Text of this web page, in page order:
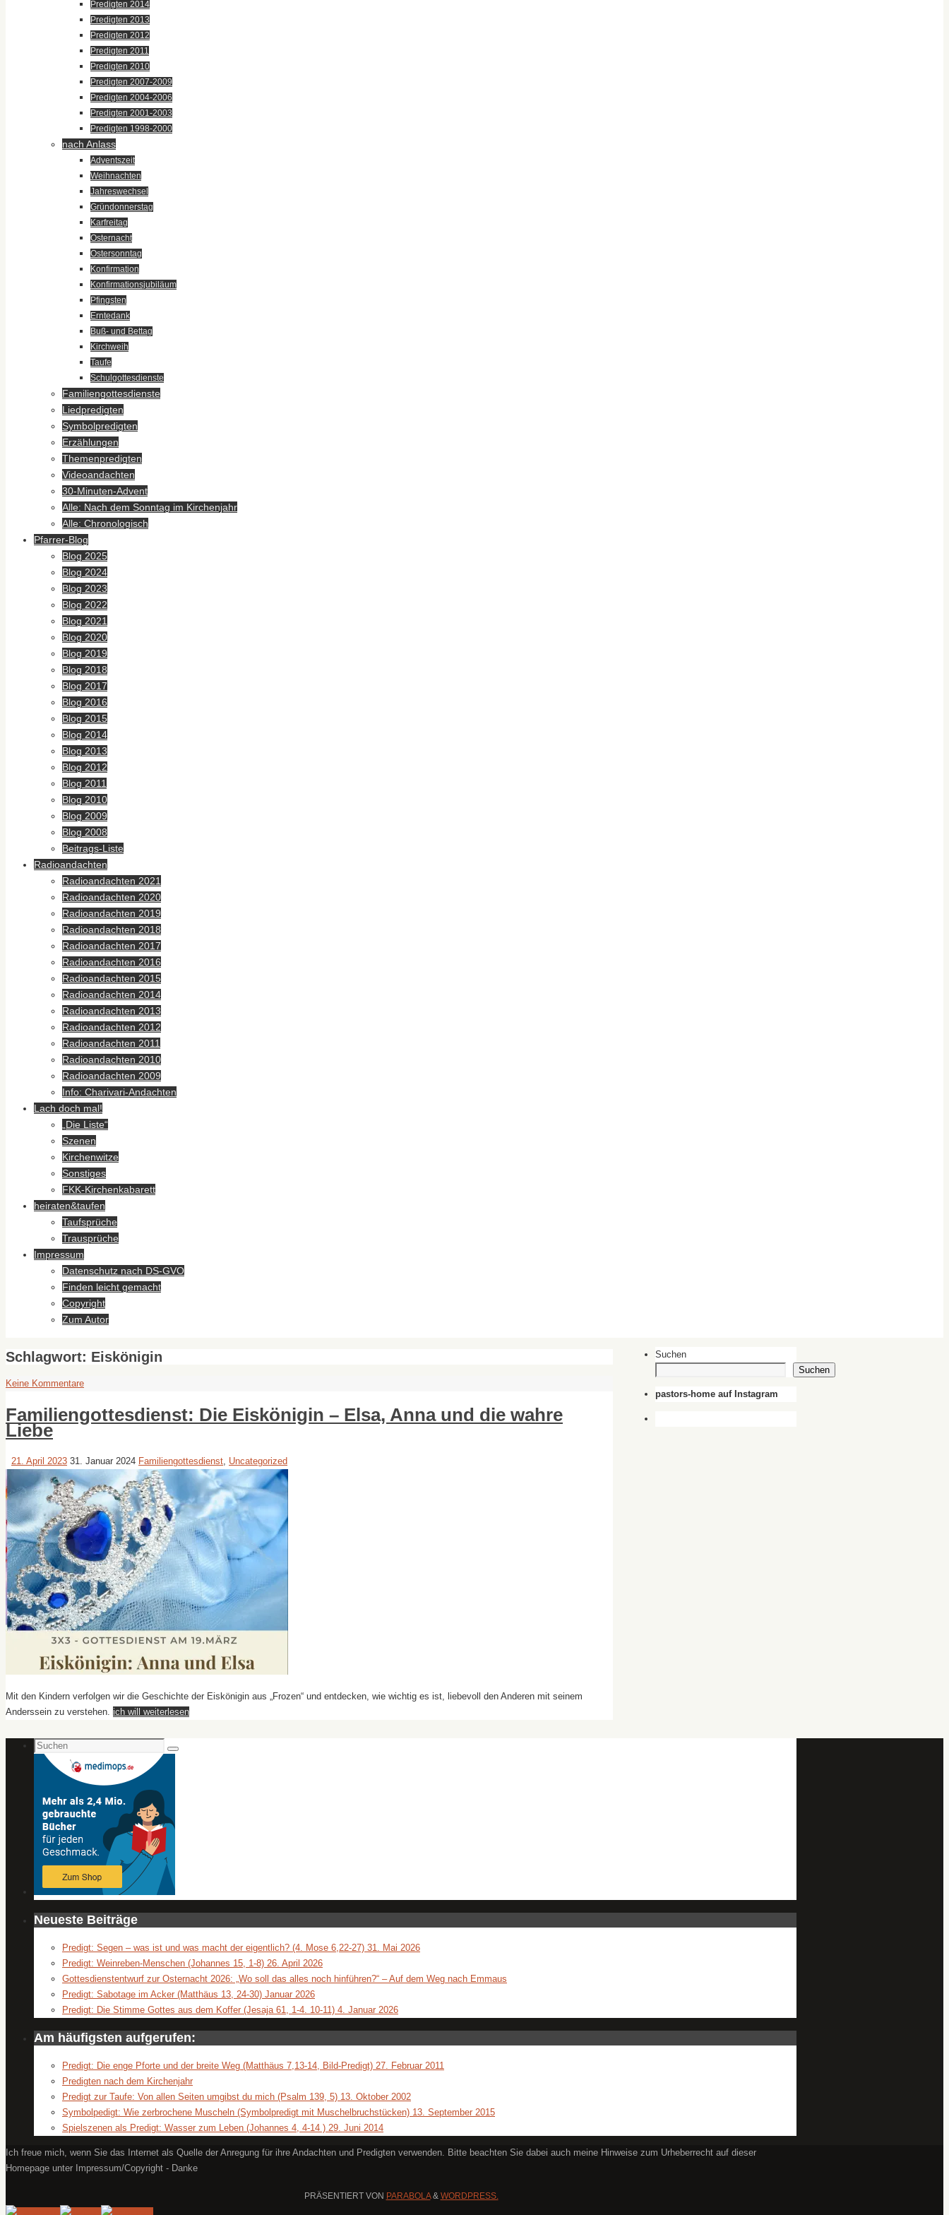
Predigten 2014
Predigten 2013
Predigten 2012
Predigten 2011
Predigten 2010
Predigten 2007-2009
Predigten 2004-2006
Predigten 2001-2003
Predigten 1998-2000
nach Anlass
Adventszeit
Weihnachten
Jahreswechsel
Gründonnerstag
Karfreitag
Osternacht
Ostersonntag
Konfirmation
Konfirmationsjubiläum
Pfingsten
Erntedank
Buß- und Bettag
Kirchweih
Taufe
Schulgottesdienste
Familiengottesdienste
Liedpredigten
Symbolpredigten
Erzählungen
Themenpredigten
Videoandachten
30-Minuten-Advent
Alle: Nach dem Sonntag im Kirchenjahr
Alle: Chronologisch
Pfarrer-Blog
Blog 2025
Blog 2024
Blog 2023
Blog 2022
Blog 2021
Blog 2020
Blog 2019
Blog 2018
Blog 2017
Blog 2016
Blog 2015
Blog 2014
Blog 2013
Blog 2012
Blog 2011
Blog 2010
Blog 2009
Blog 2008
Beitrags-Liste
Radioandachten
Radioandachten 2021
Radioandachten 2020
Radioandachten 2019
Radioandachten 2018
Radioandachten 2017
Radioandachten 2016
Radioandachten 2015
Radioandachten 2014
Radioandachten 2013
Radioandachten 2012
Radioandachten 2011
Radioandachten 2010
Radioandachten 2009
Info: Charivari-Andachten
Lach doch mal!
„Die Liste“
Szenen
Kirchenwitze
Sonstiges
FKK-Kirchenkabarett
heiraten&taufen
Taufsprüche
Trausprüche
Impressum
Datenschutz nach DS-GVO
Finden leicht gemacht
Copyright
Zum Autor
Schlagwort: Eiskönigin
Keine Kommentare
Familiengottesdienst: Die Eiskönigin – Elsa, Anna und die wahre
Liebe
21. April 2023 31. Januar 2024 Familiengottesdienst Uncategorized
Mit den Kindern verfolgen wir die Geschichte der Eiskönigin aus „Frozen“ und entdecken, wie wichtig es ist, liebevoll den Anderen mit seinem
Anderssein zu verstehen. ich will weiterlesen
Suchen
Suchen
pastors-home auf Instagram
Suchen
nach:
Suchen
Neueste Beiträge
Predigt: Segen – was ist und was macht der eigentlich? (4. Mose 6,22-27) 31. Mai 2026
Predigt: Weinreben-Menschen (Johannes 15, 1-8) 26. April 2026
Gottesdienstentwurf zur Osternacht 2026: „Wo soll das alles noch hinführen?“ – Auf dem Weg nach Emmaus
Predigt: Sabotage im Acker (Matthäus 13, 24-30) Januar 2026
Predigt: Die Stimme Gottes aus dem Koffer (Jesaja 61, 1-4. 10-11) 4. Januar 2026
Am häufigsten aufgerufen:
Predigt: Die enge Pforte und der breite Weg (Matthäus 7,13-14, Bild-Predigt) 27. Februar 2011
Predigten nach dem Kirchenjahr
Predigt zur Taufe: Von allen Seiten umgibst du mich (Psalm 139, 5) 13. Oktober 2002
Symbolpedigt: Wie zerbrochene Muscheln (Symbolpredigt mit Muschelbruchstücken) 13. September 2015
Spielszenen als Predigt: Wasser zum Leben (Johannes 4, 4-14 ) 29. Juni 2014
Ich freue mich, wenn Sie das Internet als Quelle der Anregung für ihre Andachten und Predigten verwenden. Bitte beachten Sie dabei auch meine Hinweise zum Urheberrecht auf dieser
Homepage unter Impressum/Copyright - Danke
PRÄSENTIERT VON PARABOLA& WORDPRESS.